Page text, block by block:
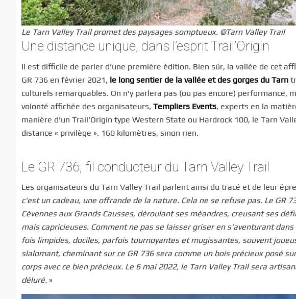
Le Tarn Valley Trail promet des paysages somptueux. ©Tarn Valley Trail
Une distance unique, dans l’esprit Trail’Origin
Il est difficile de parler d’une première édition. Bien sûr, la vallée de cet
GR 736 en février 2021, le long sentier de la vallée et des gorges du Tarn
culturels remarquables. On n’y parlera pas (ou pas encore)
volonté affichée des organisateurs, Templiers Events, experts en la
manière d’un Trail’Origin type Western State ou Hardrock 100, le Tarn
distance « privilège ». 160 kilomètres, sinon rien.
Le GR 736, fil conducteur du Tarn Valley Trail
Les organisateurs du Tarn Valley Trail parlent ainsi du tracé et de leur
c’est un cadeau, une offrande de la nature. Cela ne se refuse pas. Le GR
Cévennes aux Grands Causses, déroulant ses méandres, creusant ses
mais capricieuses. Comment ne pas se laisser griser en s’aventurant
fois limpides, dociles, parfois tournoyantes et mugissantes, souvent
slalomant, cheminant sur ce GR 736 sera comme un bois précieux posé
corps avec ce bien précieux. Le 6 mai 2022, le Tarn Valley Trail sera
déluré. »